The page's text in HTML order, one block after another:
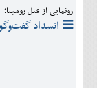
خانه
رونمایی از قتل رومینا؛
انسداد